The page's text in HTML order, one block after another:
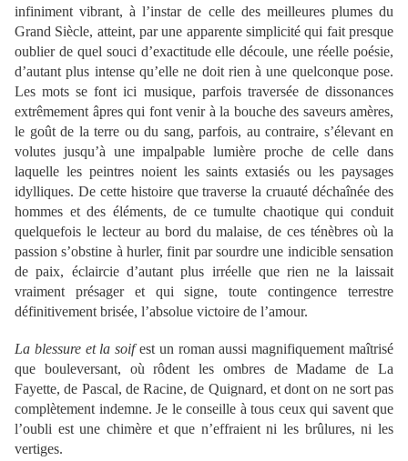
infiniment vibrant, à l’instar de celle des meilleures plumes du
Grand Siècle, atteint, par une apparente simplicité qui fait presque
oublier de quel souci d’exactitude elle découle, une réelle poésie,
d’autant plus intense qu’elle ne doit rien à une quelconque pose.
Les mots se font ici musique, parfois traversée de dissonances
extrêmement âpres qui font venir à la bouche des saveurs amères,
le goût de la terre ou du sang, parfois, au contraire, s’élevant en
volutes jusqu’à une impalpable lumière proche de celle dans
laquelle les peintres noient les saints extasiés ou les paysages
idylliques. De cette histoire que traverse la cruauté déchaînée des
hommes et des éléments, de ce tumulte chaotique qui conduit
quelquefois le lecteur au bord du malaise, de ces ténèbres où la
passion s’obstine à hurler, finit par sourdre une indicible sensation
de paix, éclaircie d’autant plus irréelle que rien ne la laissait
vraiment présager et qui signe, toute contingence terrestre
définitivement brisée, l’absolue victoire de l’amour.
La blessure et la soifest un roman aussi magnifiquement maîtrisé
que bouleversant, où rôdent les ombres de Madame de La
Fayette, de Pascal, de Racine, de Quignard, et dont on ne sort pas
complètement indemne. Je le conseille à tous ceux qui savent que
l’oubli est une chimère et que n’effraient ni les brûlures, ni les
vertiges.